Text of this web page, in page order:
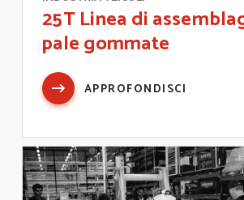
25T Linea di
pale gommate
APPROFONDISCI